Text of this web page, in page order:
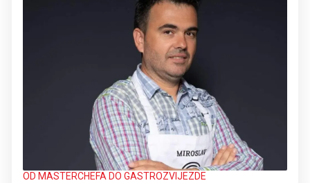
OD MASTERCHEFA DO GASTROZVIJEZDE